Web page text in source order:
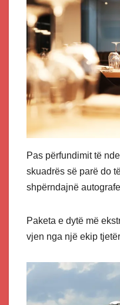
Pas përfundimit të
skuadrës së parë do
shpërndajnë
Paketa e dytë më
vjen nga një ekip